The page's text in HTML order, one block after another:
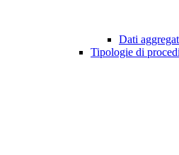
Dati
Tipologie di